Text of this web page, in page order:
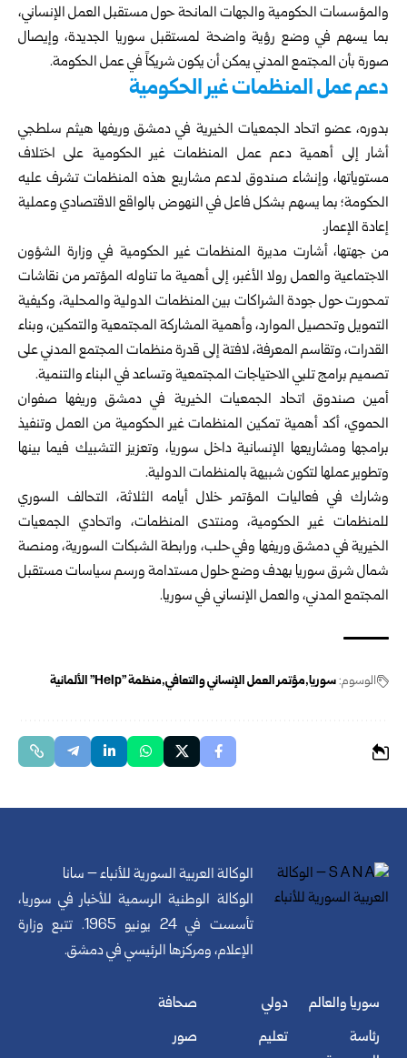
والمؤسسات الحكومية والجهات المانحة حول مستقبل العمل الإنساني،
بما يسهم في وضع رؤية واضحة لمستقبل سوريا الجديدة، وإيصال
صورة بأن المجتمع المدني يمكن أن يكون شريكاً في عمل الحكومة.
دعم عمل المنظمات غير الحكومية
بدوره، عضو اتحاد الجمعيات الخيرية في دمشق وريفها هيثم سلطجي
أشار إلى أهمية دعم عمل المنظمات غير الحكومية على اختلاف
مستوياتها، وإنشاء صندوق لدعم مشاريع هذه المنظمات تشرف عليه
الحكومة؛ بما يسهم بشكل فاعل في النهوض بالواقع الاقتصادي وعملية
إعادة الإعمار.
من جهتها، أشارت مديرة المنظمات غير الحكومية في وزارة الشؤون
الاجتماعية والعمل رولا الأغبر، إلى أهمية ما تناوله المؤتمر من نقاشات
تمحورت حول جودة الشراكات بين المنظمات الدولية والمحلية، وكيفية
التمويل وتحصيل الموارد، وأهمية المشاركة المجتمعية والتمكين، وبناء
القدرات، وتقاسم المعرفة، لافتة إلى قدرة منظمات المجتمع المدني على
تصميم برامج تلبي الاحتياجات المجتمعية وتساعد في البناء والتنمية.
أمين صندوق اتحاد الجمعيات الخيرية في دمشق وريفها صفوان
الحموي، أكد أهمية تمكين المنظمات غير الحكومية من العمل وتنفيذ
برامجها ومشاريعها الإنسانية داخل سوريا، وتعزيز التشبيك فيما بينها
وتطوير عملها لتكون شبيهة بالمنظمات الدولية.
وشارك في فعاليات المؤتمر خلال أيامه الثلاثة، التحالف السوري
للمنظمات غير الحكومية، ومنتدى المنظمات، واتحادي الجمعيات
الخيرية في دمشق وريفها وفي حلب، ورابطة الشبكات السورية، ومنصة
شمال شرق سوريا بهدف وضع حلول مستدامة ورسم سياسات مستقبل
المجتمع المدني، والعمل الإنساني في سوريا.
الوسوم:سوريا مؤتمر العمل الإنساني والتعافي منظمة "Help" الألمانية
الوكالة العربية السورية للأنباء – سانا
الوكالة الوطنية الرسمية للأخبار في سوريا،
تأسست في 24 يونيو 1965. تتبع وزارة
الإعلام، ومركزها الرئيسي في دمشق.
سوريا والعالم
رئاسة
دولي
تعليم
صحافة
صور